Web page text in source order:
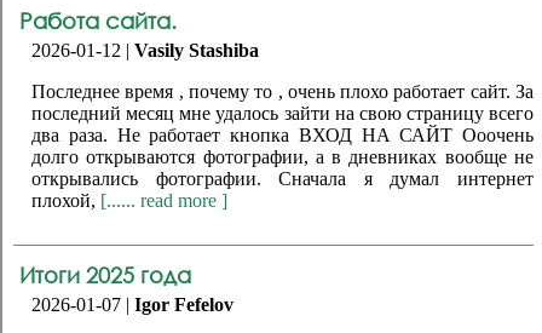
Работа сайта.
2026-01-12 | Vasily Stashiba
Последнее время , почему то , очень плохо работает сайт. За
последний месяц мне удалось зайти на свою страницу всего
два раза. Не работает кнопка ВХОД НА САЙТ Ооочень
долго открываются фотографии, а в дневниках вообще не
открывались фотографии. Сначала я думал интернет
плохой, [...... read more ]
Итоги 2025 года
2026-01-07 | Igor Fefelov